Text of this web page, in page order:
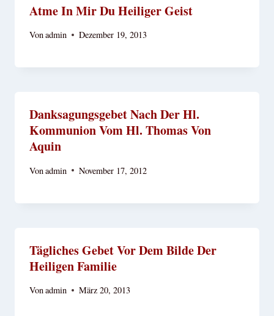
Atme In Mir Du Heiliger Geist
Vonadmin Dezember 19, 2013
Danksagungsgebet Nach Der Hl.
Kommunion Vom Hl. Thomas Von
Aquin
Vonadmin November 17, 2012
Tägliches Gebet Vor Dem Bilde Der
Heiligen Familie
Vonadmin März 20, 2013